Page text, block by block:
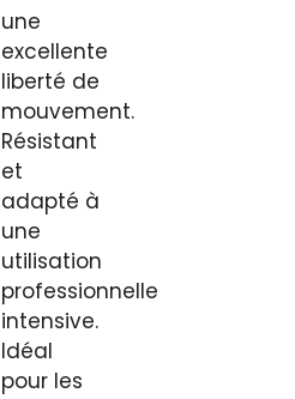
une
excellente
liberté de
mouvement.
Résistant
et
adapté à
une
utilisation
professionnelle
intensive.
Idéal
pour les